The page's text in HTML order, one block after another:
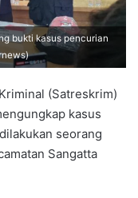
bukti kasus pencurian
(Satreskrim)
kasus
seorang
Sangatta